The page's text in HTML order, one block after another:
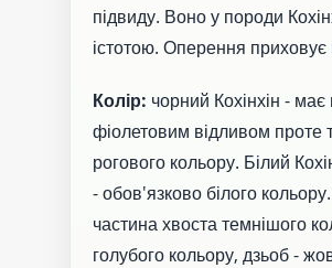
підвиду. Воно у породи
істотою. Оперення приховує
Колір: чорний Кохінхін -
фіолетовим відливом проте
рогового кольору. Білий
- обов'язково білого
частина хвоста темнішого
голубого кольору, дзьоб -